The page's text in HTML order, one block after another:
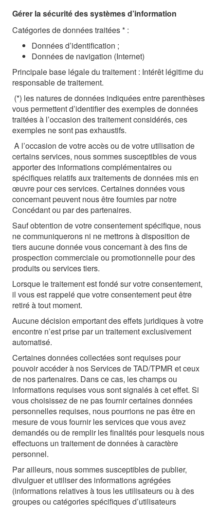
Gérer la sécurité des systèmes d’information
Catégories de données traitées * :
Données d’identification ;
Données de navigation (Internet)
Principale base légale du traitement : Intérêt légitime du
responsable de traitement.
(*) les natures de données indiquées entre parenthèses
vous permettent d’identifier des exemples de données
traitées à l’occasion des traitement considérés, ces
exemples ne sont pas exhaustifs.
A l’occasion de votre accès ou de votre utilisation de
certains services, nous sommes susceptibles de vous
apporter des informations complémentaires ou
spécifiques relatifs aux traitements de données mis en
œuvre pour ces services. Certaines données vous
concernant peuvent nous être fournies par notre
Concédant ou par des partenaires.
Sauf obtention de votre consentement spécifique, nous
ne communiquerons ni ne mettrons à disposition de
tiers aucune donnée vous concernant à des fins de
prospection commerciale ou promotionnelle pour des
produits ou services tiers.
Lorsque le traitement est fondé sur votre consentement,
il vous est rappelé que votre consentement peut être
retiré à tout moment.
Aucune décision emportant des effets juridiques à votre
encontre n’est prise par un traitement exclusivement
automatisé.
Certaines données collectées sont requises pour
pouvoir accéder à nos Services de TAD/TPMR et ceux
de nos partenaires. Dans ce cas, les champs ou
informations requises vous sont signalés à cet effet. Si
vous choisissez de ne pas fournir certaines données
personnelles requises, nous pourrions ne pas être en
mesure de vous fournir les services que vous avez
demandés ou de remplir les finalités pour lesquels nous
effectuons un traitement de données à caractère
personnel.
Par ailleurs, nous sommes susceptibles de publier,
divulguer et utiliser des informations agrégées
(informations relatives à tous les utilisateurs ou à des
groupes ou catégories spécifiques d’utilisateurs